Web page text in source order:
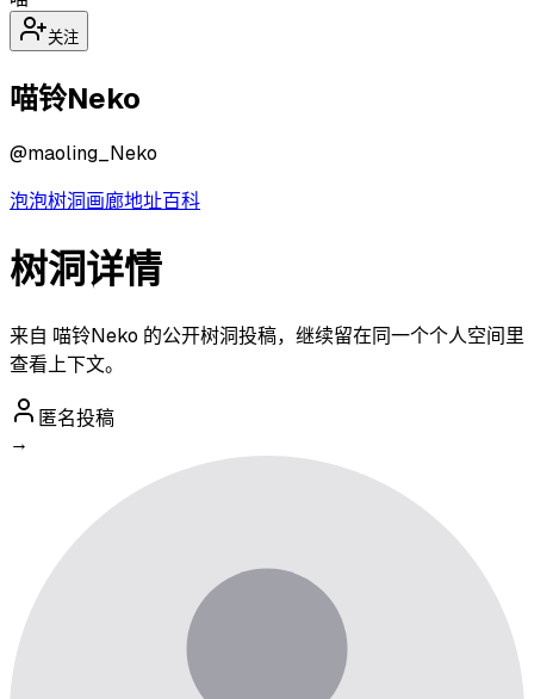
关注
喵铃Neko
@maoling_Neko
泡泡树洞画廊地址百科
树洞详情
来自 喵铃Neko 的公开树洞投稿，继续留在同一个个人空间里
查看上下文。
匿名投稿
→